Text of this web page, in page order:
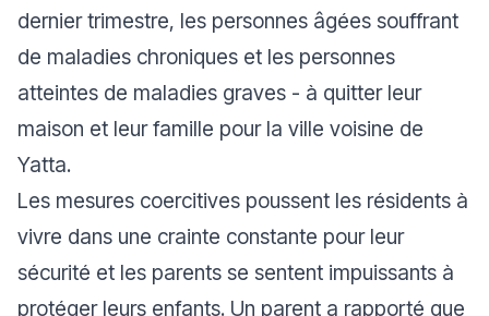
dernier trimestre, les personnes âgées souffrant
de maladies chroniques et les personnes
atteintes de maladies graves - à quitter leur
maison et leur famille pour la ville voisine de
Yatta.
Les mesures coercitives poussent les résidents à
vivre dans une crainte constante pour leur
sécurité et les parents se sentent impuissants à
protéger leurs enfants. Un parent a rapporté que